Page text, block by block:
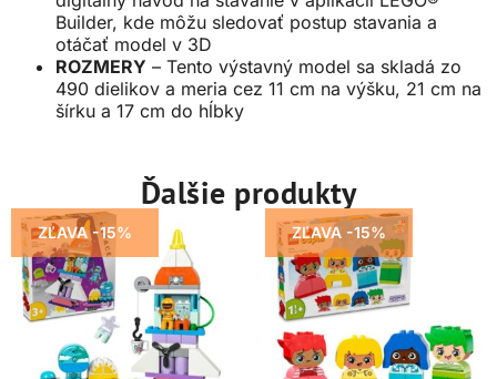
Builder, kde môžu sledovať postup stavania a
otáčať model v 3D
ROZMERY – Tento výstavný model sa skladá zo
490 dielikov a meria cez 11 cm na výšku, 21 cm na
šírku a 17 cm do hĺbky
Ďalšie produkty
ZĽAVA -15% ZĽAVA -15%